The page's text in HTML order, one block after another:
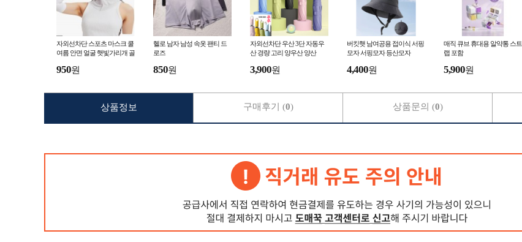
자외선차단 스포츠 마스크 쿨
여름 안면 얼굴 햇빛가리개 골
950원
헬로 남자 남성 속옷 팬티 드
로즈
850원
자외선차단 우산 3단 자동우
산 경량 고리 양우산 양산
3,900원
버킷햇 남여공용 접이식 서핑
모자 서핑모자 등산모자
4,400원
매직 큐브 휴대용 알약통 스트
랩 포함
5,900원
상품정보 구매후기 (0) 상품문의 (0)